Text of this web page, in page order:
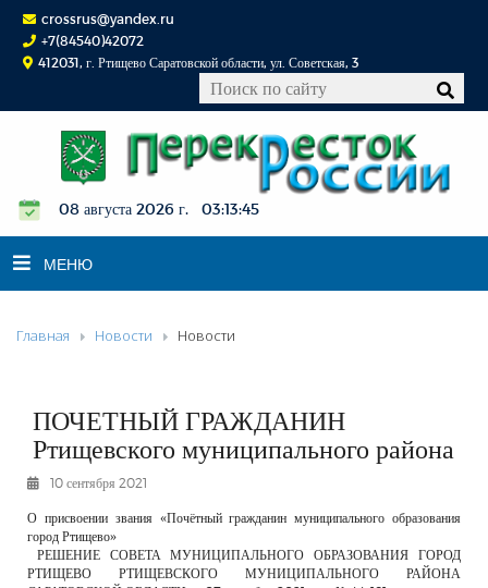
crossrus@yandex.ru
+7(84540)42072
412031, г. Ртищево Саратовской области, ул. Советская, 3
08 августа 2026 г. 03:13:46
МЕНЮ
НОВОСТИ
К СВЕДЕНИЮ
КОНКУРСЫ
ФОТОРЕПОРТАЖИ
РЕКЛАМОДАТЕЛЯМ
ОБЪЯВЛЕНИЯ
КОНТАКТЫ
Главная Новости Новости
ПОЧЕТНЫЙ ГРАЖДАНИН
Ртищевского муниципального района
10 сентября 2021
О присвоении звания «Почётный гражданин муниципального образования
город Ртищево»
РЕШЕНИЕ СОВЕТА МУНИЦИПАЛЬНОГО ОБРАЗОВАНИЯ ГОРОД
РТИЩЕВО РТИЩЕВСКОГО МУНИЦИПАЛЬНОГО РАЙОНА